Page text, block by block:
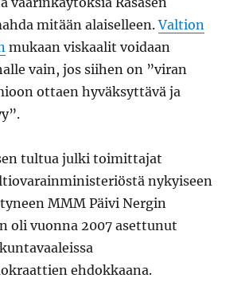
mitään alaiselleen.Valtion
mukaan viskaalit voidaan
vain, jos siihen on ”viran
ottaen hyväksyttävä ja
tultua julki toimittajat
nykyiseen
MMM Päivi Nergin
oli vuonna 2007 asettunut
ehdokkaana.